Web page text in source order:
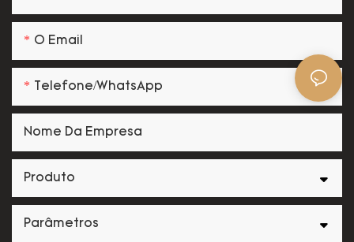
O Email
Telefone/WhatsApp
Nome Da Empresa
Produto
Parâmetros